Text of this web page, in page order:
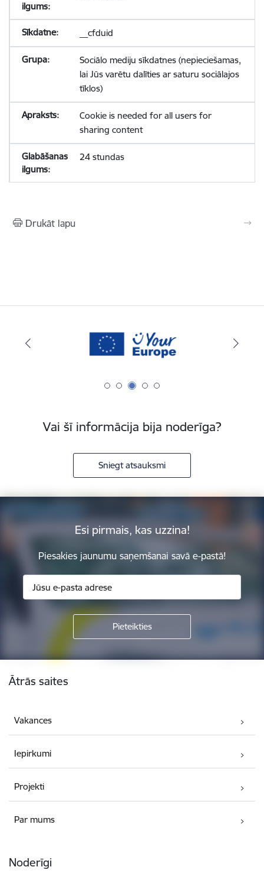
__cfduid
Sociālo mediju sīkdatnes (nepieciešamas,
lai Jūs varētu dalīties ar saturu sociālajos
tīklos)
Cookie is needed for all users for
sharing content
24 stundas
Drukāt lapu
Vai šī informācija bija noderīga?
Sniegt atsauksmi
Esi pirmais, kas uzzina!
Piesakies jaunumu saņemšanai savā e-pastā!
Ātrās saites
Vakances
Iepirkumi
Projekti
Par mums
Noderīgi